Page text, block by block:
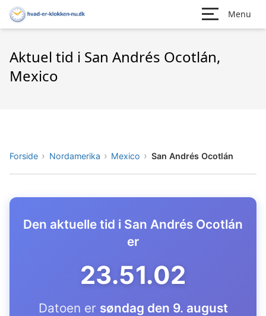
Menu
Aktuel tid i San Andrés Ocotlán,
Mexico
Forside Nordamerika Mexico San Andrés Ocotlán
Den aktuelle tid i San Andrés Ocotlán
er
23.51.03
Datoen er søndag den 9. august